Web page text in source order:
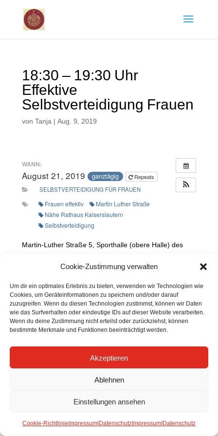
Cookie-Zustimmung verwalten
Um dir ein optimales Erlebnis zu bieten, verwenden wir Technologien wie
Cookies, um Geräteinformationen zu speichern und/oder darauf
zuzugreifen. Wenn du diesen Technologien zustimmst, können wir Daten
wie das Surfverhalten oder eindeutige IDs auf dieser Website verarbeiten.
Wenn du deine Zustimmung nicht erteilst oder zurückziehst, können
bestimmte Merkmale und Funktionen beeinträchtigt werden.
Akzeptieren
Ablehnen
Einstellungen ansehen
Cookie-RichtlinieImpressum|DatenschutzImpressum|Datenschutz
18:30 – 19:30 Uhr
Effektive
Selbstverteidigung Frauen
von Tanja| Aug. 9, 2019
WANN:
August 21, 2019 ganztägig
Repeats
SELBSTVERTEIDIGUNG FÜR FRAUEN
Frauen effektiv
Martin Luther Straße
Nähe Rathaus Kaiserslautern
Selbstverteidigung
Martin-Luther Straße 5, Sporthalle (obere Halle) des